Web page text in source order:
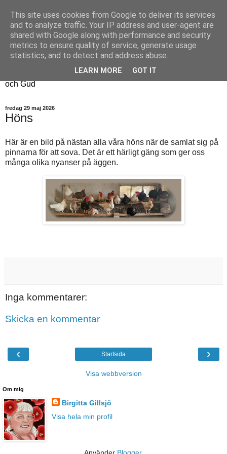
Fyren
Fyren finns för att sprida ljus i mörkret
För att påminna om guldkanterna i tillvaron
Här samsas jakt, hantverk, odling, och andra tankar om livet
och Gud
fredag 29 maj 2026
Höns
Här är en bild på nästan alla våra höns när de samlat sig på
pinnarna för att sova. Det är ett härligt gäng som ger oss
många olika nyanser på äggen.
Inga kommentarer:
Skicka en kommentar
‹ ›
Startsida
Visa webbversion
Om mig
Birgitta Gillsjö
Visa hela min profil
Använder Blogger.
This site uses cookies from Google to deliver its services
and to analyze traffic. Your IP address and user-agent are
shared with Google along with performance and security
metrics to ensure quality of service, generate usage
statistics, and to detect and address abuse.
LEARN MORE GOT IT